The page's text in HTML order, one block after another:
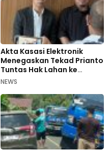
Akta Kasasi Elektronik
Menegaskan Tekad Prianto
Tuntas Hak Lahan ke
Mahkamah Agung
NEWS